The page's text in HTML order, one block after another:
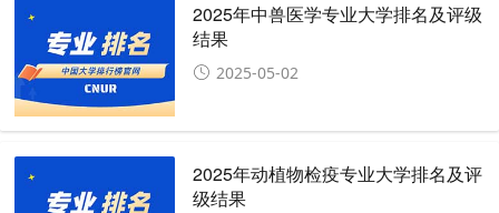
2025年中兽医学专业大学排名及评级
结果
2025-05-02
2025年动植物检疫专业大学排名及评
级结果